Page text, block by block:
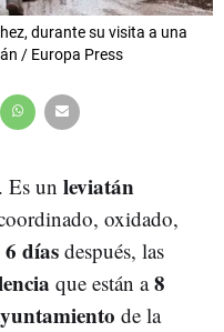
durante su visita a una
/ Europa Press
Es un leviatán
oxidado,
6 días después, las
que están a8
de la